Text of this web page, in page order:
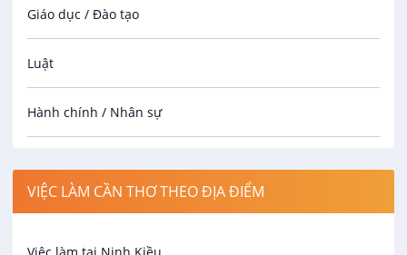
Giáo dục / Đào tạo
Luật
Hành chính / Nhân sự
Spa
VIỆC LÀM CẦN THƠ THEO ĐỊA ĐIỂM